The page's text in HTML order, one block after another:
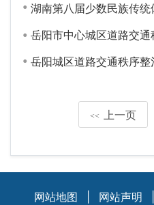
湖南第八届少数民族传统体
岳阳市中心城区道路交通秩
岳阳城区道路交通秩序整治
<< 上一页
网站地图 网站声明